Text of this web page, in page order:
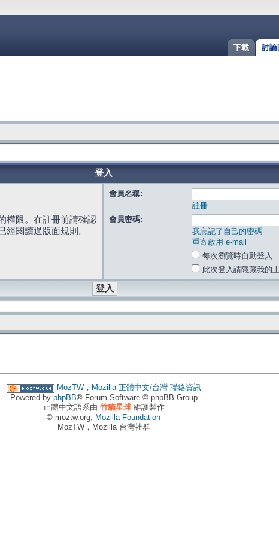
討論
下載
登入
權限。在註冊前請確認
閱讀過版面規則。
會員名稱:
註冊
會員密碼:
我忘記了自己的密碼
重寄啟用 e-mail
每次瀏覽時自動登入
此次登入請隱藏我的
MozTW，Mozilla 正體中文/台灣 聯絡資訊
Powered by phpBB® Forum Software © phpBB Group
正體中文語系由 竹貓星球維護製作
© moztw.org, Mozilla Foundation
MozTW，Mozilla 台灣社群